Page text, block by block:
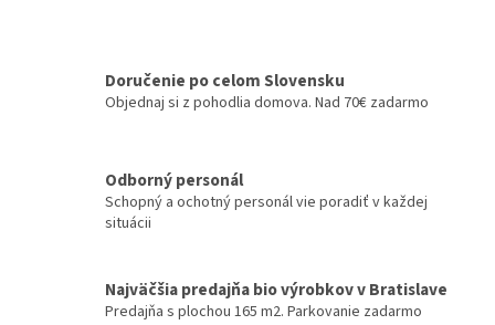
Doručenie po celom Slovensku
Objednaj si z pohodlia domova. Nad 70€ zadarmo
Odborný personál
Schopný a ochotný personál vie poradiť v každej
situácii
Najväčšia predajňa bio výrobkov v Bratislave
Predajňa s plochou 165 m2. Parkovanie zadarmo